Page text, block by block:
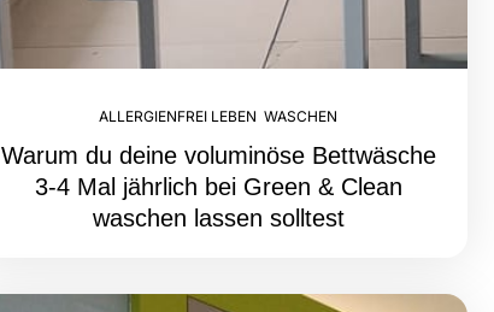
ALLERGIENFREI LEBEN ,WASCHEN
Warum du deine voluminöse Bettwäsche
3-4 Mal jährlich bei Green & Clean
waschen lassen solltest